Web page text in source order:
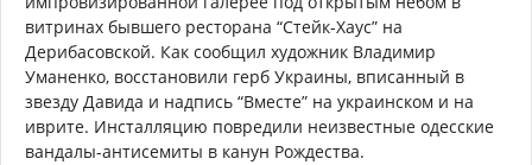
витринах бывшего ресторана “Стейк-Хаус” на
Дерибасовской. Как сообщил художник Владимир
Уманенко, восстановили герб Украины, вписанный в
звезду Давида и надпись “Вместе” на украинском и на
иврите. Инсталляцию повредили неизвестные одесские
вандалы-антисемиты в канун Рождества.